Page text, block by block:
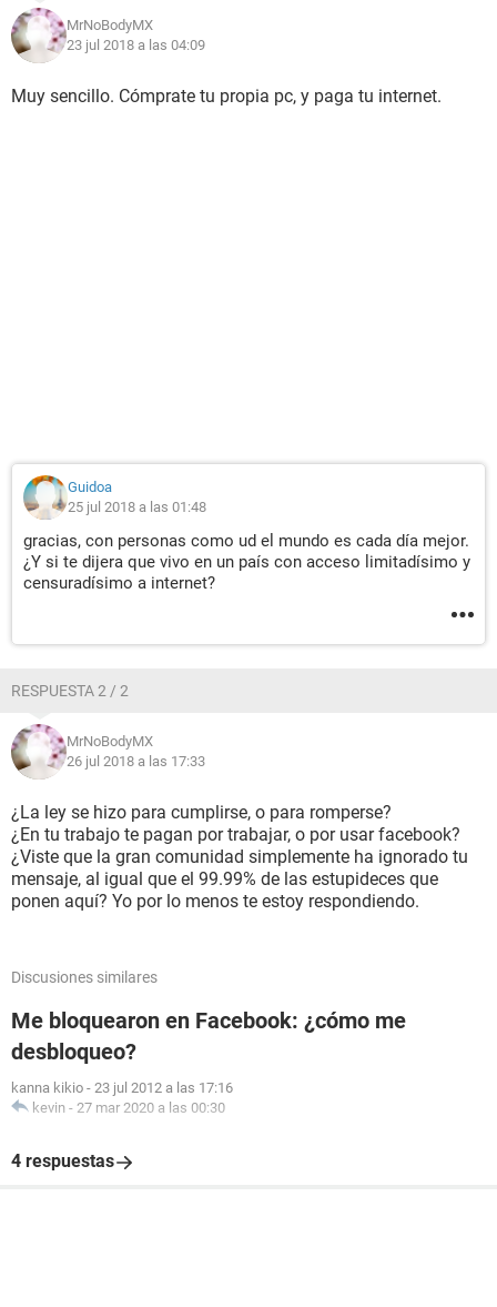
MrNoBodyMX
23 jul 2018 a las 04:09
Muy sencillo. Cómprate tu propia pc, y paga tu internet.
Guidoa
25 jul 2018 a las 01:48
gracias, con personas como ud el mundo es cada día mejor.
¿Y si te dijera que vivo en un país con acceso limitadísimo y
censuradísimo a internet?
RESPUESTA 2 / 2
MrNoBodyMX
26 jul 2018 a las 17:33
¿La ley se hizo para cumplirse, o para romperse?
¿En tu trabajo te pagan por trabajar, o por usar facebook?
¿Viste que la gran comunidad simplemente ha ignorado tu
mensaje, al igual que el 99.99% de las estupideces que
ponen aquí? Yo por lo menos te estoy respondiendo.
Discusiones similares
Me bloquearon en Facebook: ¿cómo me
desbloqueo?
kanna kikio - 23 jul 2012 a las 17:16
kevin - 27 mar 2020 a las 00:30
4 respuestas